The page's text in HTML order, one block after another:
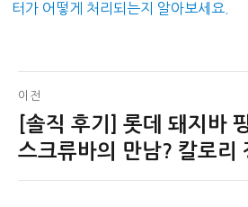
터가 어떻게 처리되는지 알아보세요.
글
탐
이전
이
전
[솔직 후기] 롯데 돼지바
스크류바의 만남? 칼로리